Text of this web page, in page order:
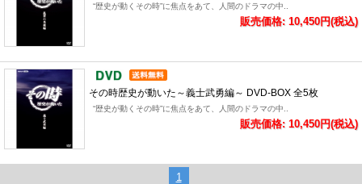
“歴史が動くその時”に焦点をあて、人間のドラマの中..
販売価格: 10,450円(税込)
その時歴史が動いた～義士武勇編～ DVD-BOX 全5枚
“歴史が動くその時”に焦点をあて、人間のドラマの中..
販売価格: 10,450円(税込)
1